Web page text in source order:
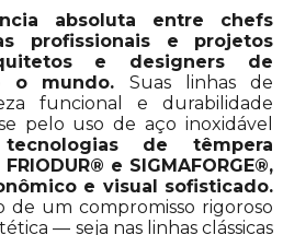
absoluta entre chefs
profissionais e projetos
e designers de
o mundo.Suas linhas de
funcional e durabilidade
pelo uso de aço inoxidável
tecnologias de têmpera
e SIGMAFORGE®,
e visual sofisticado.
de um compromisso rigoroso
— seja nas linhas clássicas